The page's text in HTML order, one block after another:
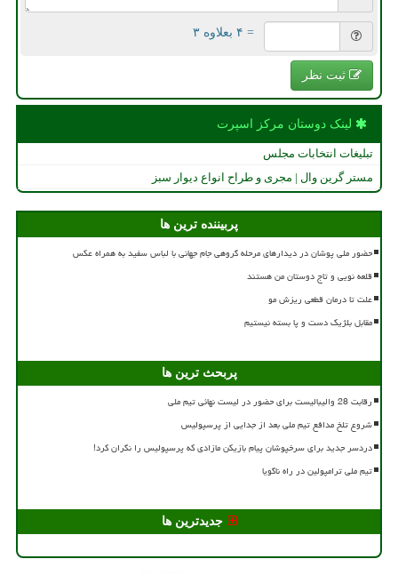
= ۴ بعلاوه ۳
ثبت نظر
لینک دوستان مركز اسپرت
تبلیغات انتخابات مجلس
مستر گرین وال | مجری و طراح انواع دیوار سبز
پربیننده ترین ها
حضور ملی پوشان در دیدارهای مرحله گروهی جام جهانی با لباس سفید به همراه عکس
قلعه نویی و تاج دوستان من هستند
علت تا درمان قطعی ریزش مو
مقابل بلژیک دست و پا بسته نیستیم
پربحث ترین ها
رقابت 28 والیبالیست برای حضور در لیست نهائی تیم ملی
شروع تلخ مدافع تیم ملی بعد از جدایی از پرسپولیس
دردسر جدید برای سرخپوشان پیام بازیکن مازادی که پرسپولیس را نگران کرد!
تیم ملی ترامپولین در راه ناگویا
جدیدترین ها